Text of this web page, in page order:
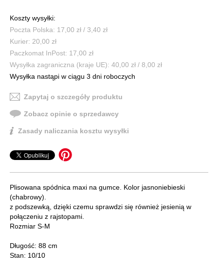
Koszty wysyłki:
Poczta Polska: 17,00 zł / 3,40 zł
Kurier: 20,00 zł
Paczkomat InPost: 17,00 zł
Wysyłka zagraniczna (kraje UE): 40,00 zł / 8,00 zł
Wysyłka nastąpi w ciągu 3 dni roboczych
Zapytaj o szczegóły produktu
Zobacz opinie o sprzedawcy
Zasady naliczania kosztu wysyłki
Plisowana spódnica maxi na gumce. Kolor jasnoniebieski
(chabrowy).
z podszewką, dzięki czemu sprawdzi się również jesienią w
połączeniu z rajstopami.
Rozmiar S-M
Długość: 88 cm
Stan: 10/10